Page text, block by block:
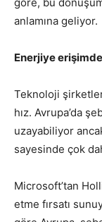
anlamına geliyor.
Enerjiye
Teknoloji
hız. Avrupa’da
uzayabiliyor
sayesinde çok
Microsoft’tan
etme fırsatı